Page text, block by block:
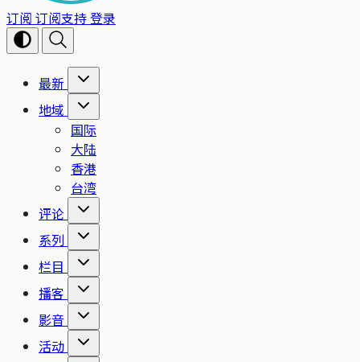
订阅 订阅支持登录
最新
地域
国际
大陆
香港
台湾
评论
系列
栏目
播客
影音
活动